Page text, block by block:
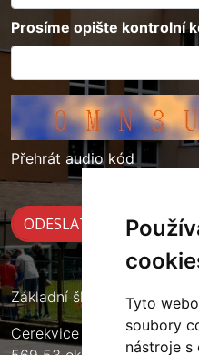
Tyto
soubory
nástroje s
Prosíme opište kontrolní
Přehrát audio kód
Základní škola Cerekvice
Cerekvice nad Loučnou 135